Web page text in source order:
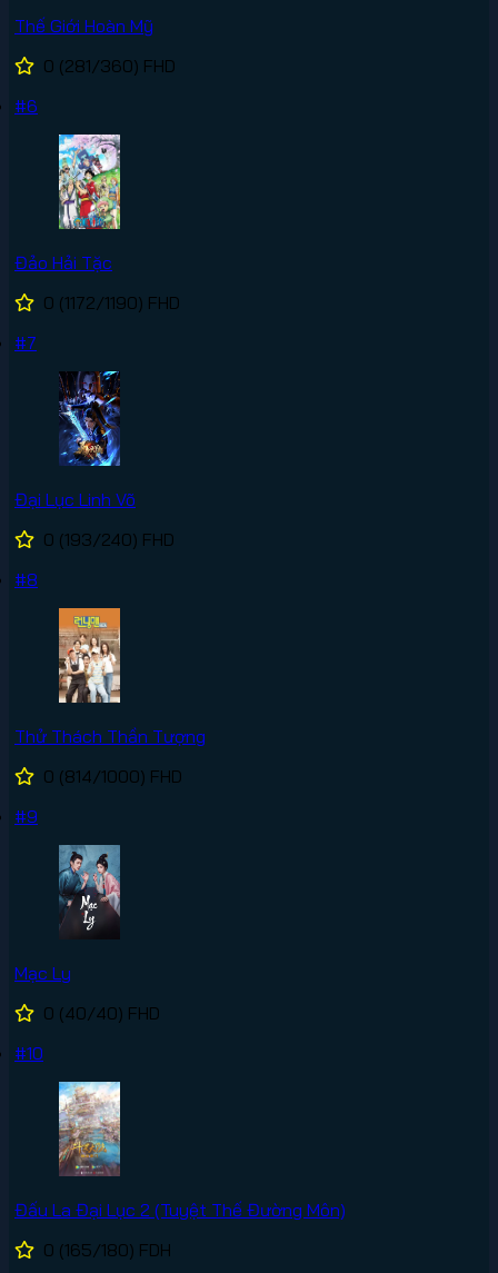
Thế Giới Hoàn Mỹ
0 (281/360) FHD
#6
Đảo Hải Tặc
0 (1172/1190) FHD
#7
Đại Lục Linh Võ
0 (193/240) FHD
#8
Thử Thách Thần Tượng
0 (814/1000) FHD
#9
Mạc Ly
0 (40/40) FHD
#10
Đấu La Đại Lục 2 (Tuyệt Thế Đường Môn)
0 (165/180) FDH